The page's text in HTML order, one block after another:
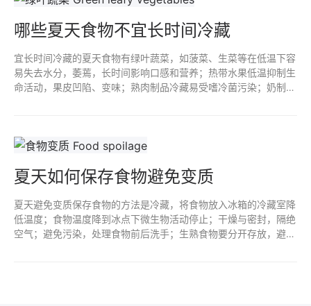
哪些夏天食物不宜长时间冷藏
宜长时间冷藏的夏天食物有绿叶蔬菜，如菠菜、生菜等在低温下容
易失去水分，萎蔫，长时间影响口感和营养；热带水果低温抑制生
命活动，果皮凹陷、变味；熟肉制品冷藏易受嗜冷菌污染；奶制品
夏天如何保存食物避免变质
夏天避免变质保存食物的方法是冷藏，将食物放入冰箱的冷藏室降
低温度；食物温度降到冰点下微生物活动停止；干燥与密封，隔绝
空气；避免污染，处理食物前后洗手；生熟食物要分开存放，避免